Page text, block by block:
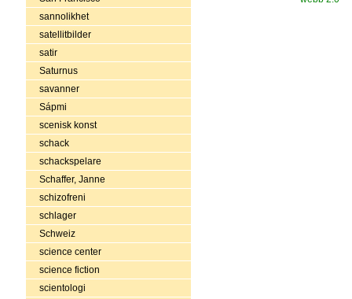
sannolikhet
satellitbilder
satir
Saturnus
savanner
Sápmi
scenisk konst
schack
schackspelare
Schaffer, Janne
schizofreni
schlager
Schweiz
science center
science fiction
scientologi